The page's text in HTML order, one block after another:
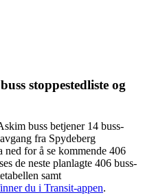
stoppestedliste og
buss betjener 14 buss-
fra Spydeberg
for å se kommende 406
de neste planlagte 406 buss-
samt
du i Transit-appen.